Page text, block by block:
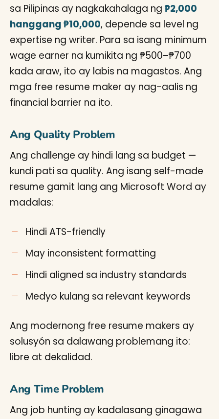
sa Pilipinas ay nagkakahalaga ng ₱2,000
hanggang ₱10,000, depende sa level ng
expertise ng writer. Para sa isang minimum
wage earner na kumikita ng ₱500–₱700
kada araw, ito ay labis na magastos. Ang
mga free resume maker ay nag-aalis ng
financial barrier na ito.
Ang Quality Problem
Ang challenge ay hindi lang sa budget —
kundi pati sa quality. Ang isang self-made
resume gamit lang ang Microsoft Word ay
madalas:
Hindi ATS-friendly
May inconsistent formatting
Hindi aligned sa industry standards
Medyo kulang sa relevant keywords
Ang modernong free resume makers ay
solusyón sa dalawang problemang ito:
libre at dekalidad.
Ang Time Problem
Ang job hunting ay kadalasang ginagawa